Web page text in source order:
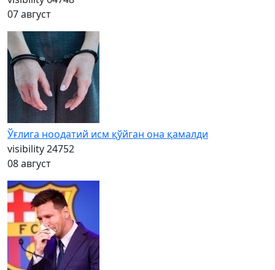
07 август
Ўғлига ноодатий исм қўйган она қамалди
visibility24752
08 август